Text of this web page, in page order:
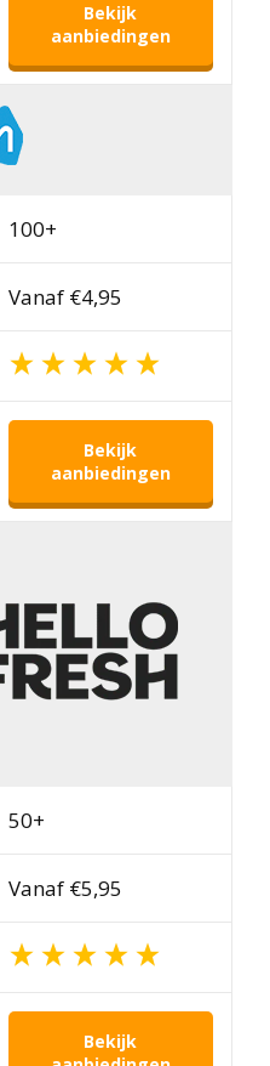
Bekijk
aanbiedingen
100+
Vanaf €4,95
Bekijk
aanbiedingen
50+
Vanaf €5,95
Bekijk